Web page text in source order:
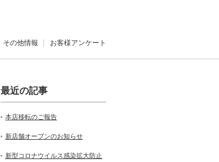
その他情報 お客様アンケート
最近の記事
本店移転のご報告
新店舗オープンのお知らせ
新型コロナウイルス感染拡大防止